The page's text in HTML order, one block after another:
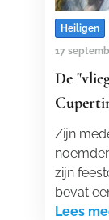
Heiligen
17
De
Zijn
zijn
bevat
Lees